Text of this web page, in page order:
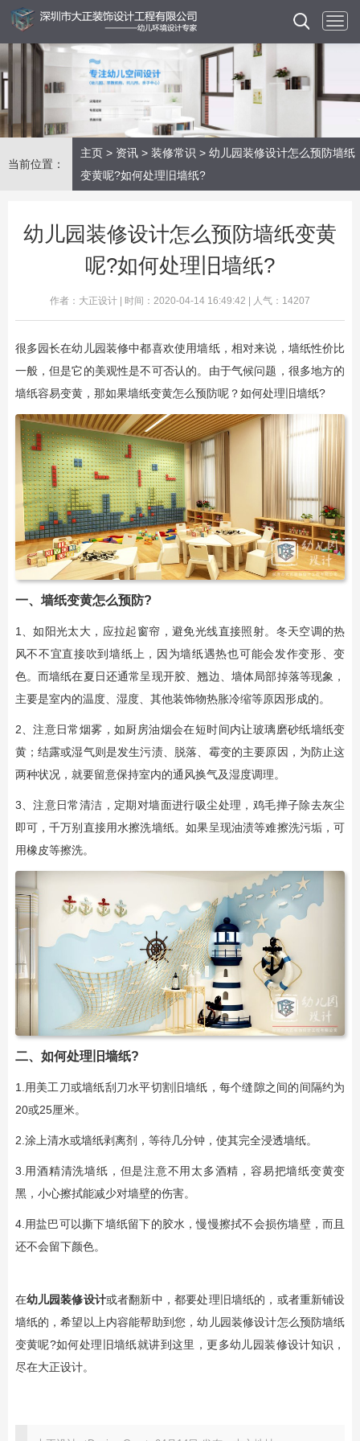
当前位置：
主页 > 资讯 > 装修常识 > 幼儿园装修设计怎么预防墙纸
变黄呢?如何处理旧墙纸?
幼儿园装修设计怎么预防墙纸变黄
呢?如何处理旧墙纸?
作者：大正设计 | 时间：2020-04-14 16:49:42 | 人气：14207
很多园长在幼儿园装修中都喜欢使用墙纸，相对来说，墙纸性价比
一般，但是它的美观性是不可否认的。由于气候问题，很多地方的
墙纸容易变黄，那如果墙纸变黄怎么预防呢？如何处理旧墙纸?
一、墙纸变黄怎么预防?
1、如阳光太大，应拉起窗帘，避免光线直接照射。冬天空调的热
风不不宜直接吹到墙纸上，因为墙纸遇热也可能会发作变形、变
色。而墙纸在夏日还通常呈现开胶、翘边、墙体局部掉落等现象，
主要是室内的温度、湿度、其他装饰物热胀冷缩等原因形成的。
2、注意日常烟雾，如厨房油烟会在短时间内让玻璃磨砂纸墙纸变
黄；结露或湿气则是发生污渍、脱落、霉变的主要原因，为防止这
两种状况，就要留意保持室内的通风换气及湿度调理。
3、注意日常清洁，定期对墙面进行吸尘处理，鸡毛掸子除去灰尘
即可，千万别直接用水擦洗墙纸。如果呈现油渍等难擦洗污垢，可
用橡皮等擦洗。
二、如何处理旧墙纸?
1.用美工刀或墙纸刮刀水平切割旧墙纸，每个缝隙之间的间隔约为
20或25厘米。
2.涂上清水或墙纸剥离剂，等待几分钟，使其完全浸透墙纸。
3.用酒精清洗墙纸，但是注意不用太多酒精，容易把墙纸变黄变
黑，小心擦拭能减少对墙壁的伤害。
4.用盐巴可以撕下墙纸留下的胶水，慢慢擦拭不会损伤墙壁，而且
还不会留下颜色。
在幼儿园装修设计或者翻新中，都要处理旧墙纸的，或者重新铺设
墙纸的，希望以上内容能帮助到您，幼儿园装修设计怎么预防墙纸
变黄呢?如何处理旧墙纸就讲到这里，更多幼儿园装修设计知识，
尽在大正设计。